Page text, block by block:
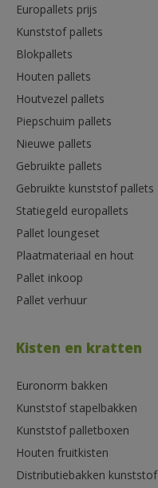
Europallets prijs
Kunststof pallets
Blokpallets
Houten pallets
Houtvezel pallets
Piepschuim pallets
Nieuwe pallets
Gebruikte pallets
Gebruikte kunststof pallets
Statiegeld europallets
Pallet loungeset
Plaatmateriaal en hout
Pallet inkoop
Pallet verhuur
Kisten en kratten
Euronorm bakken
Kunststof stapelbakken
Kunststof palletboxen
Houten fruitkisten
Distributiebakken kunststof